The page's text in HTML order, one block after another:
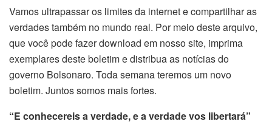
Vamos ultrapassar os limites da internet e compartilhar as
verdades também no mundo real. Por meio deste arquivo,
que você pode fazer download em nosso site, imprima
exemplares deste boletim e distribua as notícias do
governo Bolsonaro. Toda semana teremos um novo
boletim. Juntos somos mais fortes.
“E conhecereis a verdade, e a verdade vos libertará”